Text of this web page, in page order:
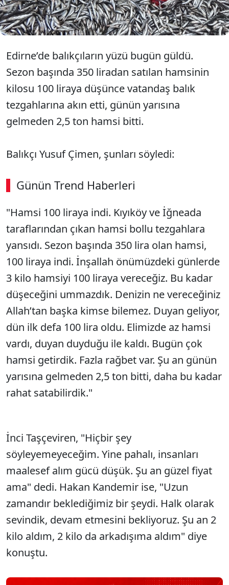
Edirne’de balıkçıların yüzü bugün güldü.
Sezon başında 350 liradan satılan hamsinin
kilosu 100 liraya düşünce vatandaş balık
tezgahlarına akın etti, günün yarısına
gelmeden 2,5 ton hamsi bitti.
Balıkçı Yusuf Çimen, şunları söyledi:
Günün Trend Haberleri
00:02 / 08:15
Sesi Aç
"Hamsi 100 liraya indi. Kıyıköy ve İğneada
taraflarından çıkan hamsi bollu tezgahlara
yansıdı. Sezon başında 350 lira olan hamsi,
100 liraya indi. İnşallah önümüzdeki günlerde
3 kilo hamsiyi 100 liraya vereceğiz. Bu kadar
düşeceğini ummazdık. Denizin ne vereceğiniz
Allah’tan başka kimse bilemez. Duyan geliyor,
dün ilk defa 100 lira oldu. Elimizde az hamsi
vardı, duyan duyduğu ile kaldı. Bugün çok
hamsi getirdik. Fazla rağbet var. Şu an günün
yarısına gelmeden 2,5 ton bitti, daha bu kadar
rahat satabilirdik."
İnci Taşçeviren, "Hiçbir şey
söyleyemeyeceğim. Yine pahalı, insanları
maalesef alım gücü düşük. Şu an güzel fiyat
ama" dedi. Hakan Kandemir ise, "Uzun
zamandır beklediğimiz bir şeydi. Halk olarak
sevindik, devam etmesini bekliyoruz. Şu an 2
kilo aldım, 2 kilo da arkadışıma aldım" diye
konuştu.